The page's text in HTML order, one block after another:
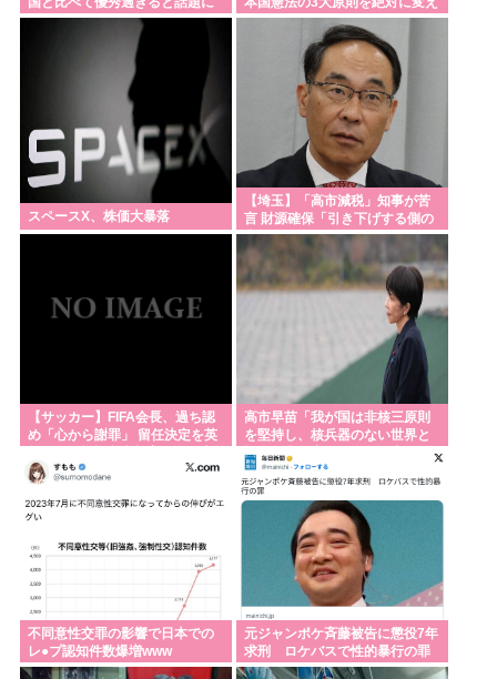
させてはならない」
スペースX、株価大暴落
【埼玉】「高市減税」知事が苦
言 財源確保「引き下げする側の
責務」
【サッカー】FIFA会長、過ち認
め「心から謝罪」 留任決定を英
騒動
高市早苗「我が国は非核三原則
を堅持し、核兵器のない世界と
恒久平和の実現に向けて力を尽
くことをお誓いする 」
不同意性交罪の影響で日本での
レ●プ認知件数爆増www
元ジャンポケ斉藤被告に懲役7年
求刑 ロケバスで性的暴行の罪